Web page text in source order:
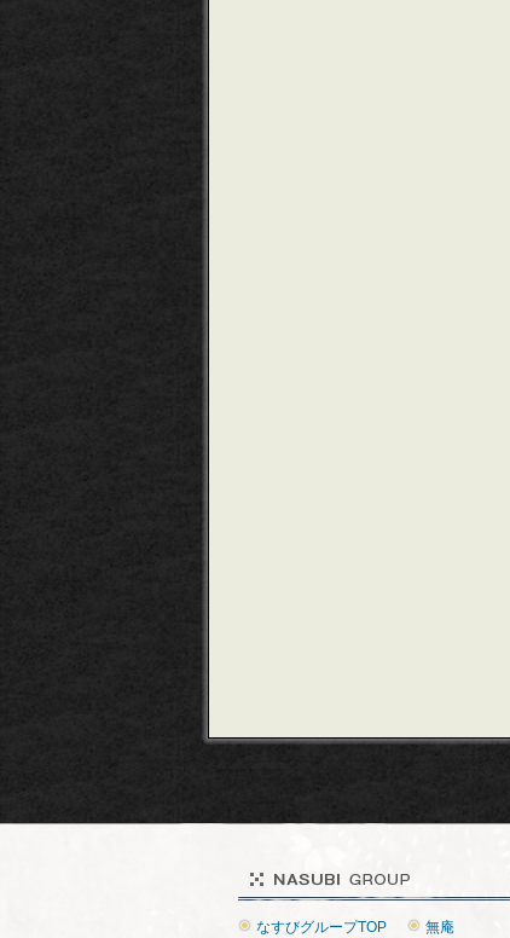
なすびグループTOP 無庵